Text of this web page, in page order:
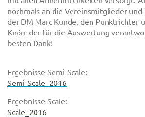
nochmals an die Vereinsmitglieder
der DM Marc Kunde, den Punktrichter
Knörr der für die Auswertung
besten Dank!
Ergebnisse Semi-Scale:
Semi-Scale_2016
Ergebnisse Scale:
Scale_2016